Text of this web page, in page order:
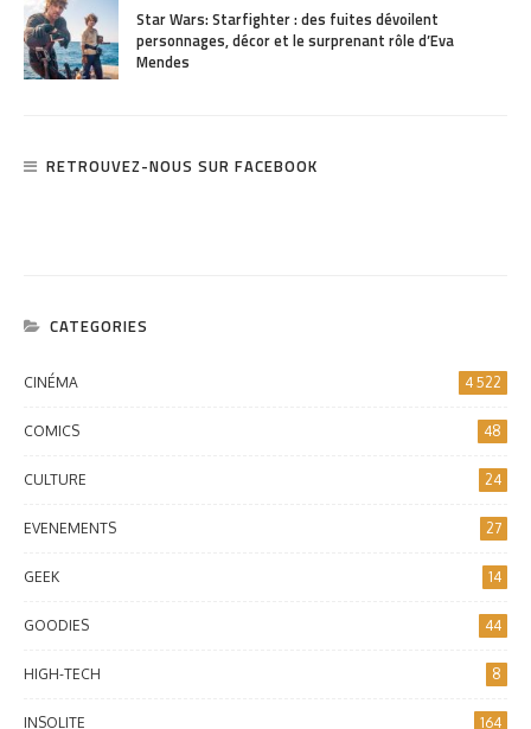
Star Wars: Starfighter : des fuites dévoilent
personnages, décor et le surprenant rôle d’Eva
Mendes
RETROUVEZ-NOUS SUR FACEBOOK
CATEGORIES
CINÉMA 4 522
COMICS 48
CULTURE 24
EVENEMENTS 27
GEEK 14
GOODIES 44
HIGH-TECH 8
INSOLITE 164